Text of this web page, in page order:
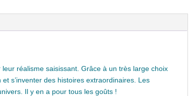
réalisme saisissant. Grâce à un très large choix
s’inventer des histoires extraordinaires. Les
Il y en a pour tous les goûts !